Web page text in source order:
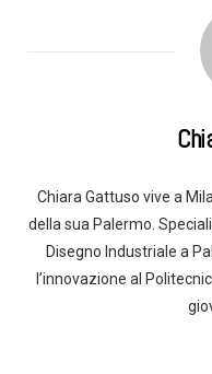
Chiara Gattuso vive a
della sua Palermo.
Disegno Industriale a
l’innovazione al